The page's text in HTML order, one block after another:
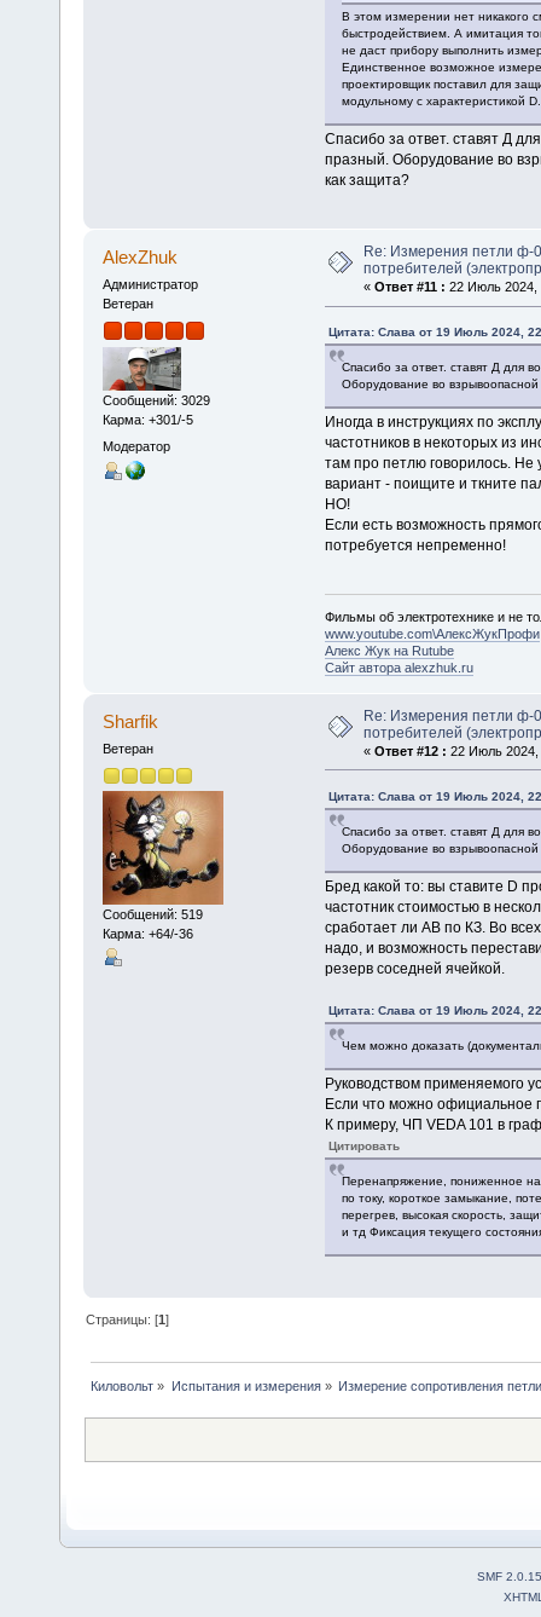
В этом измерении нет никакого
быстродействием. А имитация
не даст прибору выполнить
Единственное возможное
проектировщик поставил для
модульному с характеристикой
Спасибо за ответ. ставят Д
празный. Оборудование во
как защита?
AlexZhuk
Администратор
Ветеран
Сообщений: 3029
Карма: +301/-5
Модератор
Re: Измерения петли ф-
потребителей
« Ответ #11 : 22 Июль 2024,
Цитата: Слава от 19 Июль 2024,
Спасибо за ответ. ставят Д для
Оборудование во
Иногда в инструкциях по
частотников в некоторых из
там про петлю говорилось. Не
вариант - поищите и ткните
НО!
Если есть возможность
потребуется непременно!
Фильмы об электротехнике и не
www.youtube.com\АлексЖукПрофи
Алекс Жук на Rutube
Сайт автора alexzhuk.ru
Sharfik
Ветеран
Сообщений: 519
Карма: +64/-36
Re: Измерения петли ф-
потребителей
« Ответ #12 : 22 Июль 2024,
Цитата: Слава от 19 Июль 2024,
Спасибо за ответ. ставят Д для
Оборудование во
Бред какой то: вы ставите D
частотник стоимостью в
сработает ли АВ по КЗ. Во
надо, и возможность
резерв соседней ячейкой.
Цитата: Слава от 19 Июль 2024,
Чем можно доказать
Руководством применяемого
Если что можно официальное
К примеру, ЧП VEDA 101 в
Цитировать
Перенапряжение, пониженное
по току, короткое замыкание,
перегрев, высокая скорость,
и тд Фиксация текущего
Страницы: [1]
Киловольт » Испытания и измерения» Измерение сопротивления
SMF 2.0.15